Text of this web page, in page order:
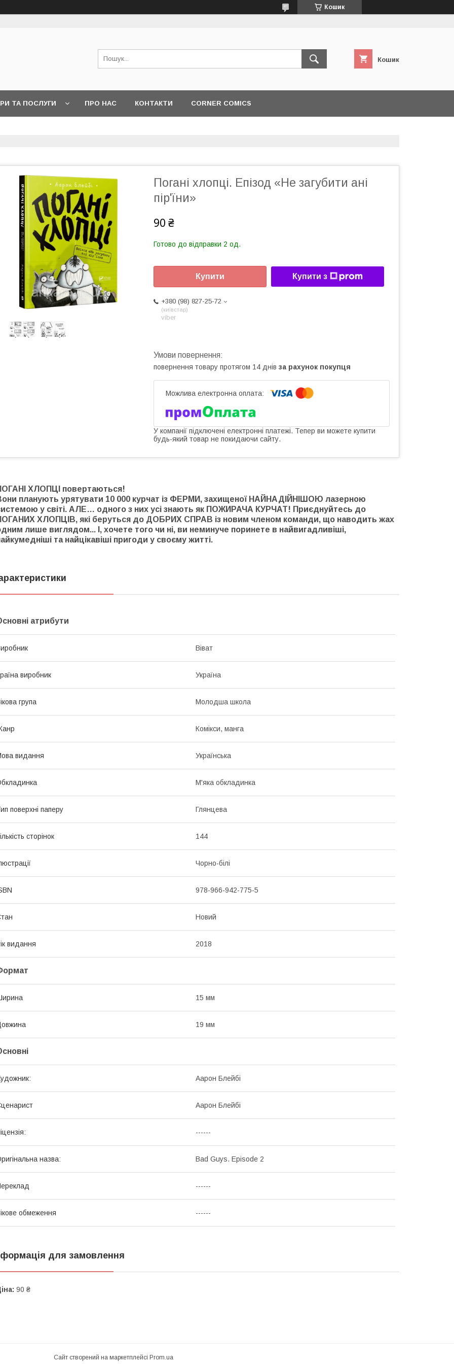
Кошик
Кошик
ТА ПОСЛУГИ ПРО НАС КОНТАКТИ CORNER COMICS
Погані хлопці. Епізод «Не загубити ані
пір'їни»
90 ₴
Готово до відправки 2 од.
Купити Купити з
+380 (98) 827-25-72
київстар
viber
повернення товару протягом 14 днів за рахунок покупця
У компанії підключені електронні платежі. Тепер ви можете купити
будь-який товар не покидаючи сайту.
ХЛОПЦІ повертаються!
планують урятувати 10 000 курчат із ФЕРМИ, захищеної НАЙНАДІЙНІШОЮ лазерною
у світі. АЛЕ… одного з них усі знають як ПОЖИРАЧА КУРЧАТ! Приєднуйтесь до
ХЛОПЦІВ, які беруться до ДОБРИХ СПРАВ із новим членом команди, що наводить жах
лише виглядом... І, хочете того чи ні, ви неминуче поринете в найвигадливіші,
та найцікавіші пригоди у своєму житті.
атрибути
Віват
виробник Україна
група Молодша школа
Комікси, манга
видання Українська
М'яка обкладинка
поверхні паперу Глянцева
сторінок 144
Чорно-білі
978-966-942-775-5
Новий
видання 2018
15 мм
19 мм
Аарон Блейбі
Аарон Блейбі
------
назва: Bad Guys. Episode 2
------
обмеження ------
для замовлення
90 ₴
Сайт створений на маркетплейсі Prom.ua